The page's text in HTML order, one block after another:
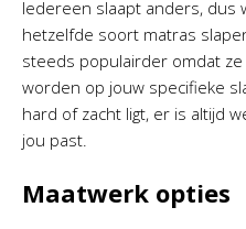
Iedereen slaapt anders, dus
hetzelfde soort matras
steeds populairder omdat
worden op jouw specifieke
hard of zacht ligt, er is altijd
jou past.
Maatwerk opties